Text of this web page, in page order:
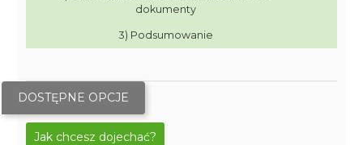
dokumenty
3) Podsumowanie
DOSTĘPNE OPCJE
Jak chcesz dojechać?